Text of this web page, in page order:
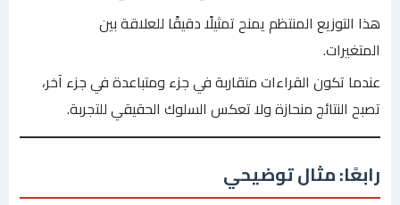
هذا التوزيع المنتظم يمنح تمثيلًا دقيقًا للعلاقة بين
المتغيرات.
عندما تكون القراءات متقاربة في جزء ومتباعدة في جزء آخر،
تصبح النتائج منحازة ولا تعكس السلوك الحقيقي للتجربة.
رابعًا: مثال توضيحي